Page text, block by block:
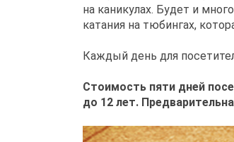
на каникулах. Будет и
катания на тюбингах,
Каждый день для
Стоимость пяти дней
до 12 лет.